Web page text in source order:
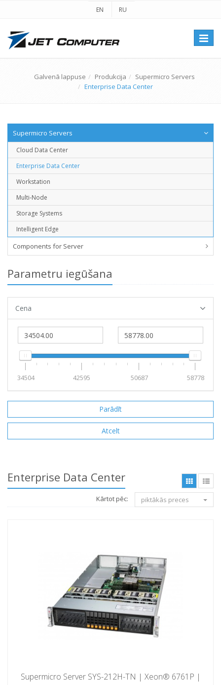
EN RU
Galvenā lappuse Produkcija
Supermicro Servers
Enterprise Data Center
Supermicro Servers
Cloud Data Center
Enterprise Data Center
Workstation
Multi-Node
Storage Systems
Intelligent Edge
Components for Server
Parametru iegūšana
Cena
34504 42595 50687 58778
Enterprise Data Center
Kārtot pēc: piktākās preces
Supermicro Server SYS-212H-TN | Xeon® 6761P |